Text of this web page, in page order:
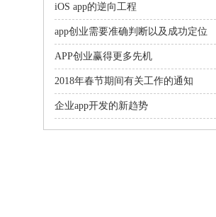
iOS app的逆向工程
app创业需要准确判断以及成功定位
APP创业赢得更多先机
2018年春节期间有关工作的通知
企业app开发的新趋势